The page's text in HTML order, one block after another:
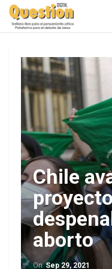
Chile
aborto
OnSep 29, 2021